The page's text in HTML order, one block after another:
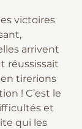
victoires
arrivent
réussissait
tirerions
! C’est le
et
qui les